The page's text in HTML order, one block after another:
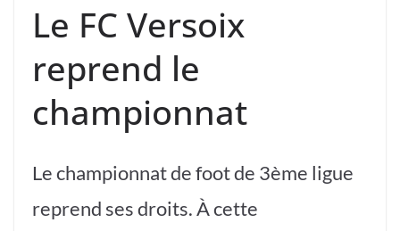
Le FC Versoix
reprend le
championnat
Le championnat de foot de 3ème ligue
reprend ses droits. À cette